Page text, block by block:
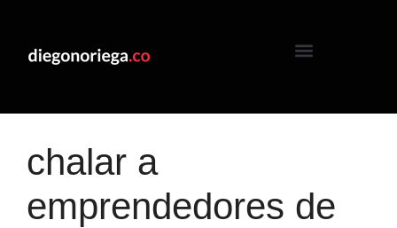
chalar a
emprendedores de